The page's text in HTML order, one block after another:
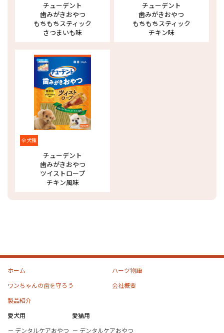
チューデント
歯みがきおやつ
もちもちスティック
さつまいも味
チューデント
歯みがきおやつ
もちもちスティック
チキン味
全犬種
チューデント
歯みがきおやつ
ツイストロープ
チキン風味
ホーム
ハーツ物語
ワンちゃんの歯を守ろう
会社概要
製品紹介
愛犬用
デンタルケアおやつ
愛猫用
デンタルケアおやつ